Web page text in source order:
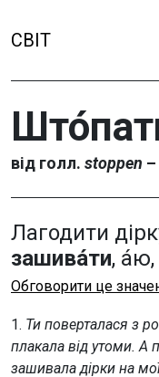
СВІТ
від голл. stoppen
Лагодити
зашива́ти,
Обговорити це
1. Ти поверталася з
плакала від утоми. А
зашивала дірки на